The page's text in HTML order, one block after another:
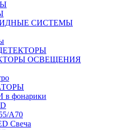
СИСТЕМЫ
ОСВЕЩЕНИЯ
фонарики
A70
Свеча